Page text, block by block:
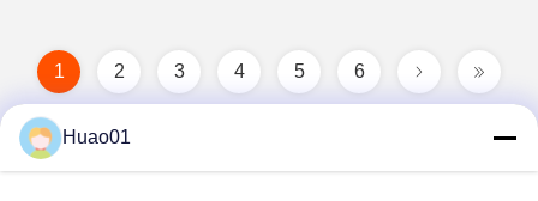
1 2 3 4 5 6
Huao01